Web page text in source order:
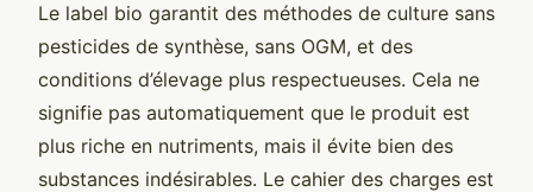
Le label bio garantit des méthodes de culture sans
pesticides de synthèse, sans OGM, et des
conditions d’élevage plus respectueuses. Cela ne
signifie pas automatiquement que le produit est
plus riche en nutriments, mais il évite bien des
substances indésirables. Le cahier des charges est